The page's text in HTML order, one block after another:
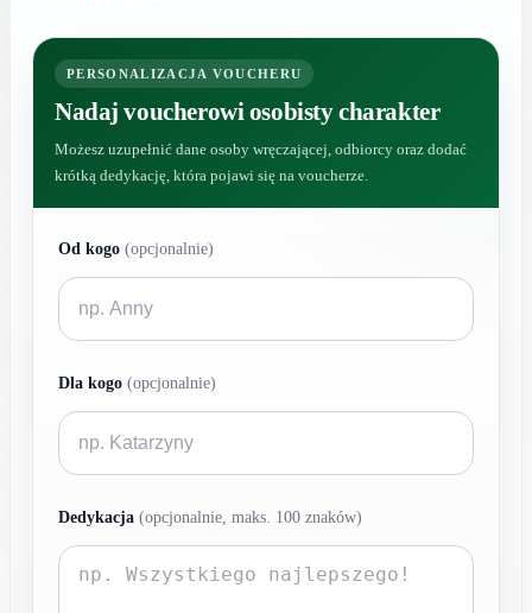
PERSONALIZACJA VOUCHERU
Nadaj voucherowi osobisty charakter
Możesz uzupełnić dane osoby wręczającej, odbiorcy oraz dodać
krótką dedykację, która pojawi się na voucherze.
Od kogo (opcjonalnie)
Dla kogo (opcjonalnie)
Dedykacja (opcjonalnie, maks. 100 znaków)